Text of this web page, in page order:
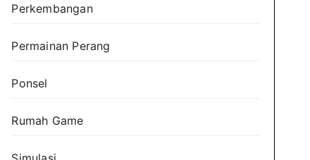
Perkembangan
Permainan Perang
Ponsel
Rumah Game